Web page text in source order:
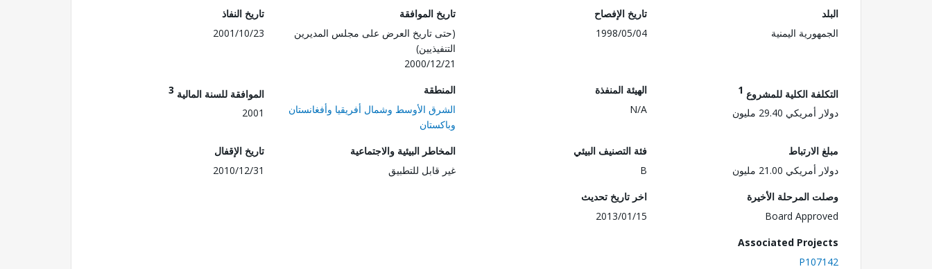
البلد
الجمهورية اليمنية
تاريخ الإفصاح
1998/05/04
تاريخ الموافقة
(حتى تاريخ العرض على مجلس المديرين
التنفيذيين)
2000/12/21
تاريخ النفاذ
2001/10/23
التكلفة الكلية للمشروع 1
دولار أمريكي 29.40 مليون
الهيئة المنفذة
N/A
المنطقة
الشرق الأوسط وشمال أفريقيا وأفغانستان
وباكستان
الموافقة للسنة المالية 3
2001
مبلغ الارتباط
دولار أمريكي 21.00 مليون
فئة التصنيف البيئي
B
المخاطر البيئية والاجتماعية
غير قابل للتطبيق
تاريخ الإقفال
2010/12/31
وصلت المرحلة الأخيرة
Board Approved
اخر تاريخ تحديث
2013/01/15
Associated Projects
P107142